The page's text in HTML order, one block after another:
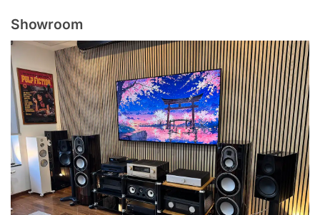
Showroom